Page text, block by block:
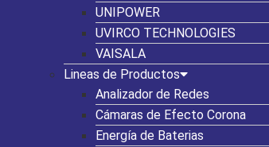
UNIPOWER
UVIRCO TECHNOLOGIES
VAISALA
Lineas de Productos
Analizador de Redes
Cámaras de Efecto Corona
Energía de Baterias